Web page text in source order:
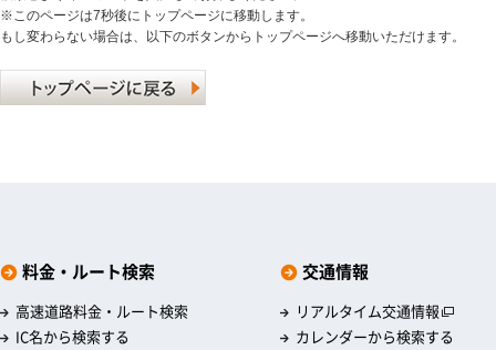
※このページは7秒後にトップページに移動します。
もし変わらない場合は、以下のボタンからトップページへ移動いただけます。
料金・ルート検索
高速道路料金・ルート検索
IC名から検索する
交通情報
リアルタイム交通情報
カレンダーから検索する